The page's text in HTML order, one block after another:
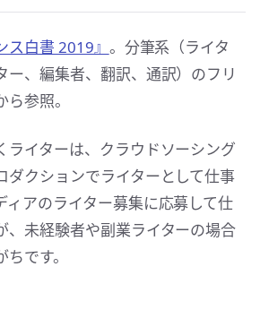
ス白書 2019』 。分筆系（ライタ
ー、編集者、翻訳、通訳）のフリ
参照。
ライターは、クラウドソーシング
ダクションでライターとして仕事
ィアのライター募集に応募して仕
、未経験者や副業ライターの場合
です。